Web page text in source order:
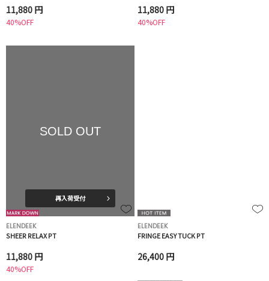
11,880 円
40%OFF
11,880 円
40%OFF
SOLD OUT
再入荷受付
ELENDEEK
SHEER RELAX PT
11,880 円
40%OFF
ELENDEEK
FRINGE EASY TUCK PT
26,400 円